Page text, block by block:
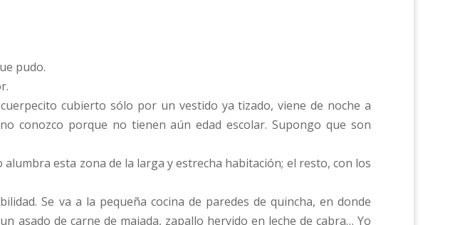
pudo.
cubierto sólo por un vestido ya tizado, viene de noche a
conozco porque no tienen aún edad escolar. Supongo que son
esta zona de la larga y estrecha habitación; el resto, con los
Se va a la pequeña cocina de paredes de quincha, en donde
asado de carne de majada, zapallo hervido en leche de cabra… Yo